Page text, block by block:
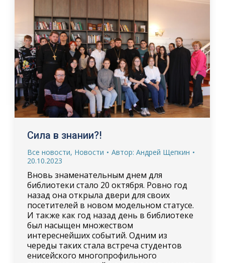
Сила в знании?!
Все новости, Новости Автор: Андрей Щепкин
20.10.2023
Вновь знаменательным днем для
библиотеки стало 20 октября. Ровно год
назад она открыла двери для своих
посетителей в новом модельном статусе.
И также как год назад день в библиотеке
был насыщен множеством
интереснейших событий. Одним из
череды таких стала встреча студентов
енисейского многопрофильного